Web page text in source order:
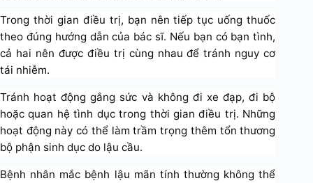
Trong thời gian điều trị, bạn nên tiếp tục uống thuốc
theo đúng hướng dẫn của bác sĩ. Nếu bạn có bạn tình,
cả hai nên được điều trị cùng nhau để tránh nguy cơ
tái nhiễm.
Tránh hoạt động gắng sức và không đi xe đạp, đi bộ
hoặc quan hệ tình dục trong thời gian điều trị. Những
hoạt động này có thể làm trầm trọng thêm tổn thương
bộ phận sinh dục do lậu cầu.
Bệnh nhân mắc bệnh lậu mãn tính thường không thể